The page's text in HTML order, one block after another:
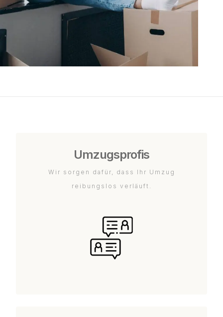
Umzugsprofis
Wir sorgen dafür, dass Ihr Umzug
reibungslos verläuft.